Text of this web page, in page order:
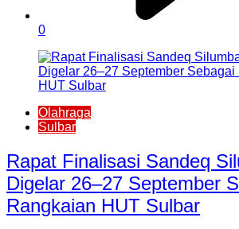
0
Olahraga
Sulbar
Rapat Finalisasi Sandeq
Digelar 26–27 September
Rangkaian HUT Sulbar